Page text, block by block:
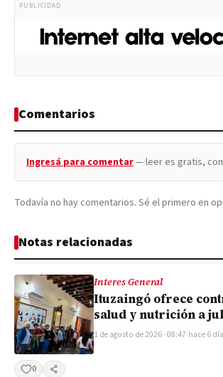
PUBLICIDAD
Comentarios
Ingresá para comentar— leer es gratis,
Todavía no hay comentarios. Sé el primero en
Notas relacionadas
Interes General
Ituzaingó ofrece
salud y nutrición a
1 de agosto de 2026 · 08:47·hace 6
0 Compartir